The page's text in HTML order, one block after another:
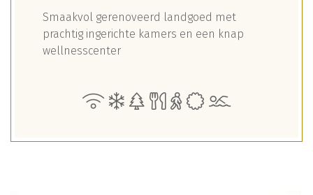
Smaakvol gerenoveerd landgoed met
prachtig ingerichte kamers en een knap
wellnesscenter